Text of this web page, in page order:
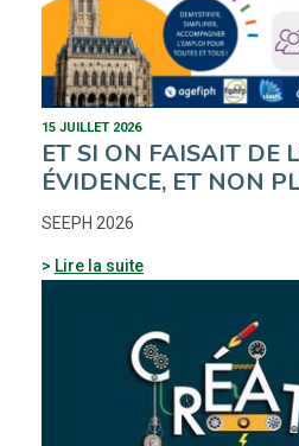
15 JUILLET 2026
ET SI ON FAISAIT DE
ÉVIDENCE, ET NON
SEEPH 2026
Lire la suite